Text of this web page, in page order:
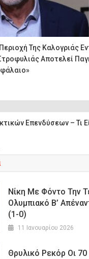
Της Καλογριάς
Αποτελεί
Επενδύσεων – Τι
Νίκη Με Φόντο Την
Ολυμπιακό Β’
(1-0)
11 Ιανουαρίου 2026
Θρυλικό Ρεκόρ Οι